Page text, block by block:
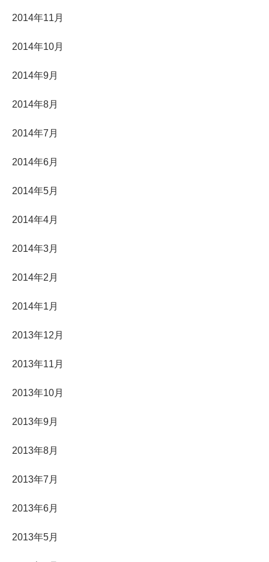
2014年11月
2014年10月
2014年9月
2014年8月
2014年7月
2014年6月
2014年5月
2014年4月
2014年3月
2014年2月
2014年1月
2013年12月
2013年11月
2013年10月
2013年9月
2013年8月
2013年7月
2013年6月
2013年5月